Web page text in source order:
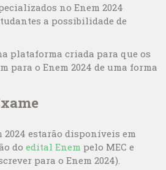
no Enem 2024
a possibilidade de
plataforma criada para que os
para o Enem 2024 de uma forma
2024 estarão disponíveis em
doedital Enem pelo MEC e
para o Enem 2024).